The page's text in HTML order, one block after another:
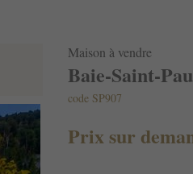
Maison à vendre
Baie-Saint-
code SP907
Prix sur